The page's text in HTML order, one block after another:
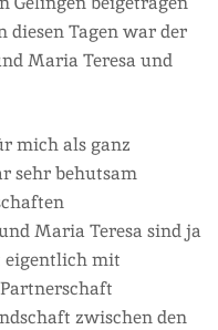
diesen Tagen war der
Maria Teresa und
mich als ganz
sehr behutsam
Maria Teresa sind ja
eigentlich mit
zwischen den